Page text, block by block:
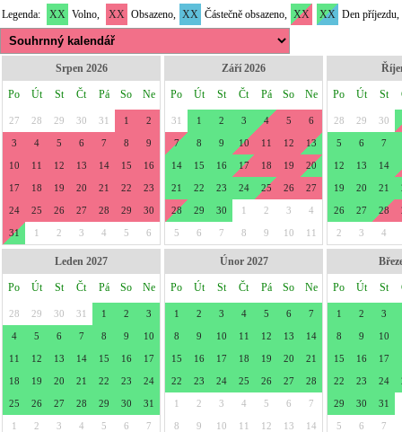
Legenda: XX Volno, XX Obsazeno, XX Částečně obsazeno, XX XX Den příjezdu,
Srpen 2026
Po Út St Čt Pá So Ne
27 28 29 30 31 1 2
3 4 5 6 7 8 9
10 11 12 13 14 15 16
17 18 19 20 21 22 23
24 25 26 27 28 29 30
31 1 2 3 4 5 6
Září 2026
Po Út St Čt Pá So Ne
31 1 2 3 4 5 6
7 8 9 10 11 12 13
14 15 16 17 18 19 20
21 22 23 24 25 26 27
28 29 30 1 2 3 4
5 6 7 8 9 10 11
Po Út St
28 29 30
5 6 7
12 13 14
19 20 21
26 27 28
2 3 4
Leden 2027
Po Út St Čt Pá So Ne
28 29 30 31 1 2 3
4 5 6 7 8 9 10
11 12 13 14 15 16 17
18 19 20 21 22 23 24
25 26 27 28 29 30 31
1 2 3 4 5 6 7
Únor 2027
Po Út St Čt Pá So Ne
1 2 3 4 5 6 7
8 9 10 11 12 13 14
15 16 17 18 19 20 21
22 23 24 25 26 27 28
1 2 3 4 5 6 7
8 9 10 11 12 13 14
Po Út St
1 2 3
8 9 10
15 16 17
22 23 24
29 30 31
5 6 7